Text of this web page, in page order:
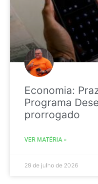
Economia:
Programa
prorrogado
VER MATÉRIA »
29 de julho de 2026